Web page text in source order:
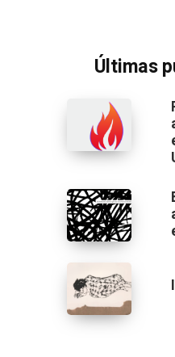
Últimas